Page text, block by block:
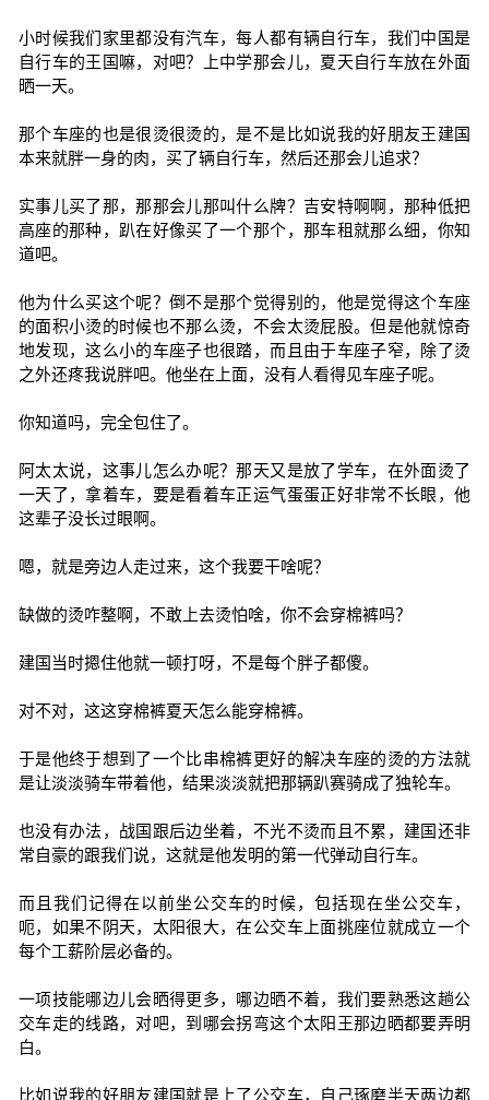
小时候我们家里都没有汽车，每人都有辆自行车，我们中国是
自行车的王国嘛，对吧？上中学那会儿，夏天自行车放在外面
晒一天。
那个车座的也是很烫很烫的，是不是比如说我的好朋友王建国
本来就胖一身的肉，买了辆自行车，然后还那会儿追求？
实事儿买了那，那那会儿那叫什么牌？吉安特啊啊，那种低把
高座的那种，趴在好像买了一个那个，那车租就那么细，你知
道吧。
他为什么买这个呢？倒不是那个觉得别的，他是觉得这个车座
的面积小烫的时候也不那么烫，不会太烫屁股。但是他就惊奇
地发现，这么小的车座子也很踏，而且由于车座子窄，除了烫
之外还疼我说胖吧。他坐在上面，没有人看得见车座子呢。
你知道吗，完全包住了。
阿太太说，这事儿怎么办呢？那天又是放了学车，在外面烫了
一天了，拿着车，要是看着车正运气蛋蛋正好非常不长眼，他
这辈子没长过眼啊。
嗯，就是旁边人走过来，这个我要干啥呢？
缺做的烫咋整啊，不敢上去烫怕啥，你不会穿棉裤吗？
建国当时摁住他就一顿打呀，不是每个胖子都傻。
对不对，这这穿棉裤夏天怎么能穿棉裤。
于是他终于想到了一个比串棉裤更好的解决车座的烫的方法就
是让淡淡骑车带着他，结果淡淡就把那辆趴赛骑成了独轮车。
也没有办法，战国跟后边坐着，不光不烫而且不累，建国还非
常自豪的跟我们说，这就是他发明的第一代弹动自行车。
而且我们记得在以前坐公交车的时候，包括现在坐公交车，
呃，如果不阴天，太阳很大，在公交车上面挑座位就成立一个
每个工薪阶层必备的。
一项技能哪边儿会晒得更多，哪边晒不着，我们要熟悉这趟公
交车走的线路，对吧，到哪会拐弯这个太阳王那边晒都要弄明
白。
比如说我的好朋友建国就是上了公交车，自己琢磨半天两边都